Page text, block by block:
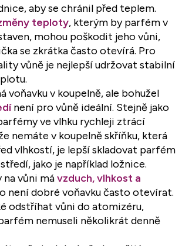
aby se chránil před teplem.
teploty, kterým by parfém v
mohou poškodit jeho vůni,
se zkrátka často otevírá. Pro
vůně je nejlepší udržovat stabilní
voňavku v koupelně, ale bohužel
není pro vůně ideální. Stejně jako
ve vlhku rychleji ztrácí
nemáte v koupelně skříňku, která
vlhkostí, je lepší skladovat parfém
jako je například ložnice.
vůni mávzduch, vlhkost a
není dobré voňavku často otevírat.
odstříhat vůni do atomizéru,
nemuseli několikrát denně